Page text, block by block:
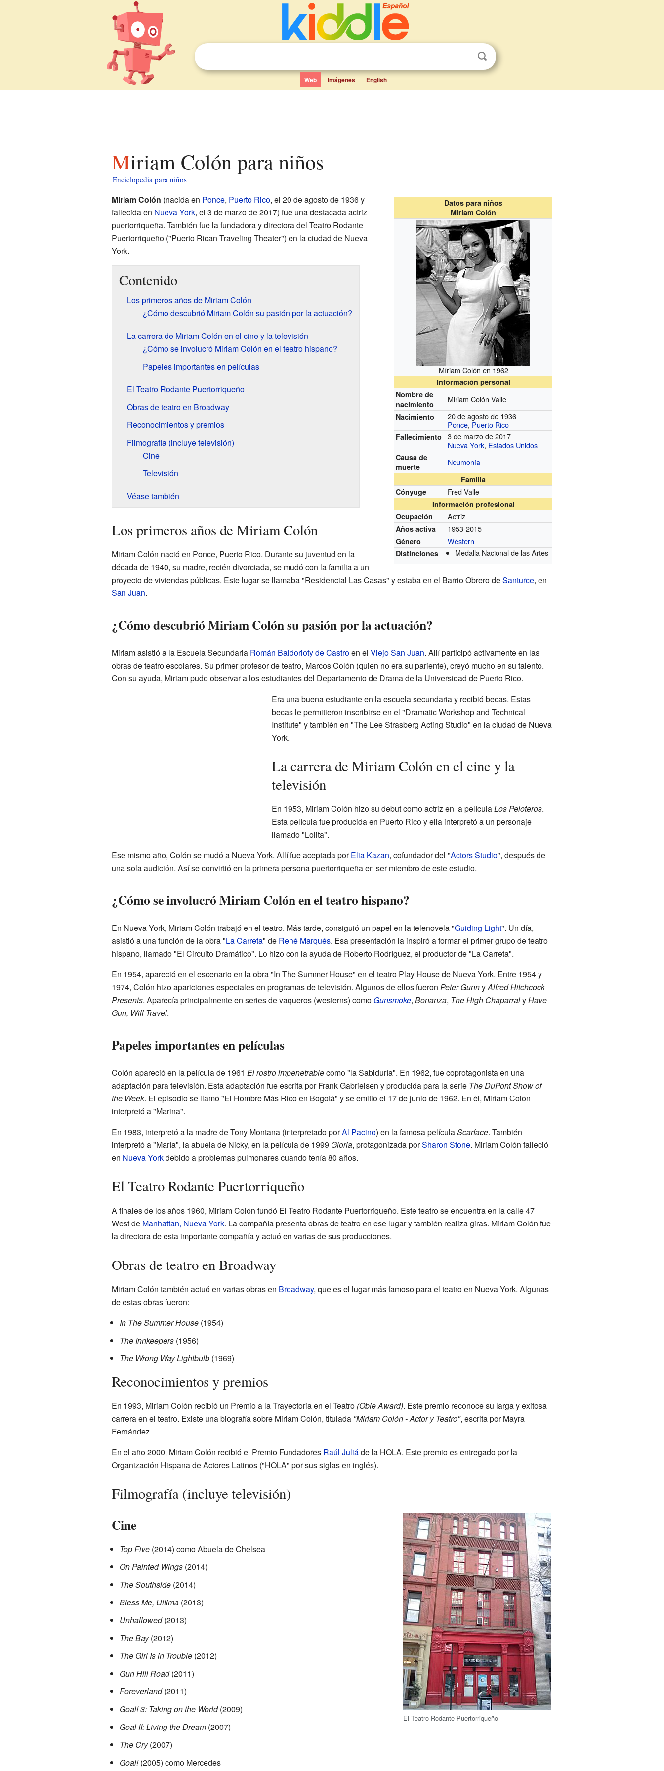
Web Imágenes English
Miriam Colón para niños
Enciclopedia para niños
Datos para niños
Miriam Colón
Míriam Colón en 1962
Información personal
Nombre de
nacimiento
Miriam Colón Valle
Nacimiento
20 de agosto de 1936
Ponce, Puerto Rico
Fallecimiento
3 de marzo de 2017
Nueva York, Estados Unidos
Causa de
muerte
Neumonía
Familia
Cónyuge
Fred Valle
Información profesional
Ocupación
Actriz
Años activa 1953-2015
Género Wéstern
Distinciones Medalla Nacional de las Artes
Miriam Colón (nacida en Ponce, Puerto Rico, el 20 de agosto de 1936 y
fallecida en Nueva York, el 3 de marzo de 2017) fue una destacada actriz
puertorriqueña. También fue la fundadora y directora del Teatro Rodante
Puertorriqueño ("Puerto Rican Traveling Theater") en la ciudad de Nueva
York.
Contenido
Los primeros años de Miriam Colón
¿Cómo descubrió Miriam Colón su pasión por la actuación?
La carrera de Miriam Colón en el cine y la televisión
¿Cómo se involucró Miriam Colón en el teatro hispano?
Papeles importantes en películas
El Teatro Rodante Puertorriqueño
Obras de teatro en Broadway
Reconocimientos y premios
Filmografía (incluye televisión)
Cine
Televisión
Véase también
Los primeros años de Miriam Colón
Miriam Colón nació en Ponce, Puerto Rico. Durante su juventud en la
década de 1940, su madre, recién divorciada, se mudó con la familia a un
proyecto de viviendas públicas. Este lugar se llamaba "Residencial Las Casas" y estaba en el Barrio Obrero deSanturce, en
San Juan.
¿Cómo descubrió Miriam Colón su pasión por la actuación?
Miriam asistió a la Escuela Secundaria Román Baldorioty de Castroen el Viejo San Juan. Allí participó activamente en las
obras de teatro escolares. Su primer profesor de teatro, Marcos Colón (quien no era su pariente), creyó mucho en su talento.
Con su ayuda, Miriam pudo observar a los estudiantes del Departamento de Drama de la Universidad de Puerto Rico.
Era una buena estudiante en la escuela secundaria y recibió becas. Estas
becas le permitieron inscribirse en el "Dramatic Workshop and Technical
Institute" y también en "The Lee Strasberg Acting Studio" en la ciudad de Nueva
York.
La carrera de Miriam Colón en el cine y la
televisión
En 1953, Miriam Colón hizo su debut como actriz en la películaLos Peloteros.
Esta película fue producida en Puerto Rico y ella interpretó a un personaje
llamado "Lolita".
Ese mismo año, Colón se mudó a Nueva York. Allí fue aceptada porElia Kazan, cofundador del "Actors Studio", después de
una sola audición. Así se convirtió en la primera persona puertorriqueña en ser miembro de este estudio.
¿Cómo se involucró Miriam Colón en el teatro hispano?
En Nueva York, Miriam Colón trabajó en el teatro. Más tarde, consiguió un papel en la telenovela "Guiding Light". Un día,
asistió a una función de la obra "La Carreta" de René Marqués. Esa presentación la inspiró a formar el primer grupo de teatro
hispano, llamado "El Circuito Dramático". Lo hizo con la ayuda de Roberto Rodríguez, el productor de "La Carreta".
En 1954, apareció en el escenario en la obra "In The Summer House" en el teatro Play House de Nueva York. Entre 1954 y
1974, Colón hizo apariciones especiales en programas de televisión. Algunos de ellos fueron Peter GunnyAlfred Hitchcock
Presents. Aparecía principalmente en series de vaqueros (westerns) como Gunsmoke, Bonanza, The High ChaparralyHave
Gun, Will Travel.
Papeles importantes en películas
Colón apareció en la película de 1961 El rostro impenetrablecomo "la Sabiduría". En 1962, fue coprotagonista en una
adaptación para televisión. Esta adaptación fue escrita por Frank Gabrielsen y producida para la serie The DuPont Show of
the Week. El episodio se llamó "El Hombre Más Rico en Bogotá" y se emitió el 17 de junio de 1962. En él, Miriam Colón
interpretó a "Marina".
En 1983, interpretó a la madre de Tony Montana (interpretado porAl Pacino) en la famosa películaScarface. También
interpretó a "María", la abuela de Nicky, en la película de 1999 Gloria, protagonizada porSharon Stone. Miriam Colón falleció
en Nueva Yorkdebido a problemas pulmonares cuando tenía 80 años.
El Teatro Rodante Puertorriqueño
A finales de los años 1960, Miriam Colón fundó El Teatro Rodante Puertorriqueño. Este teatro se encuentra en la calle 47
West de Manhattan, Nueva York. La compañía presenta obras de teatro en ese lugar y también realiza giras. Miriam Colón fue
la directora de esta importante compañía y actuó en varias de sus producciones.
Obras de teatro en Broadway
Miriam Colón también actuó en varias obras en Broadway, que es el lugar más famoso para el teatro en Nueva York. Algunas
de estas obras fueron:
In The Summer House(1954)
The Innkeepers(1956)
The Wrong Way Lightbulb(1969)
Reconocimientos y premios
En 1993, Miriam Colón recibió un Premio a la Trayectoria en el Teatro (Obie Award). Este premio reconoce su larga y exitosa
carrera en el teatro. Existe una biografía sobre Miriam Colón, titulada "Miriam Colón - Actor y Teatro", escrita por Mayra
Fernández.
En el año 2000, Miriam Colón recibió el Premio Fundadores Raúl Juliáde la HOLA. Este premio es entregado por la
Organización Hispana de Actores Latinos ("HOLA" por sus siglas en inglés).
Filmografía (incluye televisión)
El Teatro Rodante Puertorriqueño
Cine
Top Five(2014) como Abuela de Chelsea
On Painted Wings(2014)
The Southside(2014)
Bless Me, Ultima(2013)
Unhallowed(2013)
The Bay(2012)
The Girl Is in Trouble(2012)
Gun Hill Road(2011)
Foreverland(2011)
Goal! 3: Taking on the World(2009)
Goal II: Living the Dream(2007)
The Cry(2007)
Goal!(2005) como Mercedes